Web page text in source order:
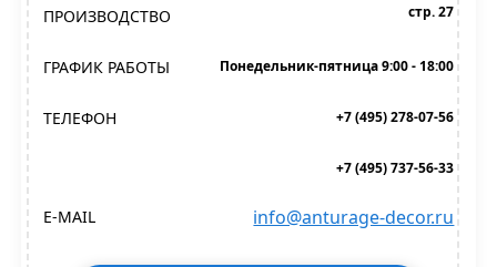
ПРОИЗВОДСТВО
стр. 27
ГРАФИК РАБОТЫ Понедельник-пятница 9:00 - 18:00
ТЕЛЕФОН +7 (495) 278-07-56
+7 (495) 737-56-33
E-MAIL info@anturage-decor.ru